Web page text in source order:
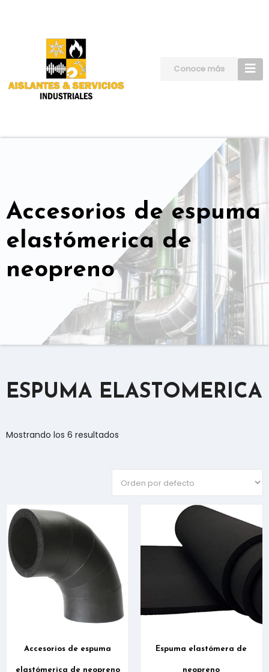
Conoce más
Accesorios de espuma
elastómerica de
neopreno
ESPUMA ELASTOMERICA
Mostrando los 6 resultados
Accesorios de espuma
elastómerica de neopreno
Espuma elastómera de
neopreno